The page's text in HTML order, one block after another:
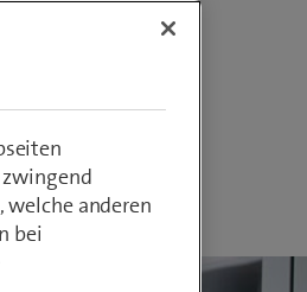
welche anderen
bei